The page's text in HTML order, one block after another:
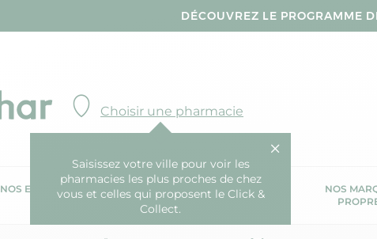
DÉCOUVREZ LE PROGRAMME
Choisir une pharmacie
Saisissez votre ville pour voir les
pharmacies les plus proches de chez
vous et celles qui proposent le Click &
Collect.
NOS ENGAGEMENTS
RSE
NOS SERVICES
SANTÉ
NOS